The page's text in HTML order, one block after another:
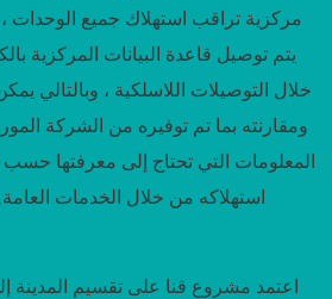
مركزية تراقب استهلاك جميع الوحدات
يتم توصيل قاعدة البيانات المركزية
خلال التوصيلات اللاسلكية ، وبالتالي
ومقارنته بما تم توفيره من الشركة
المعلومات التي تحتاج إلى معرفتها حسب
استهلاكه من خلال الخدمات
اعتمد مشروع قنا على تقسيم المدينة